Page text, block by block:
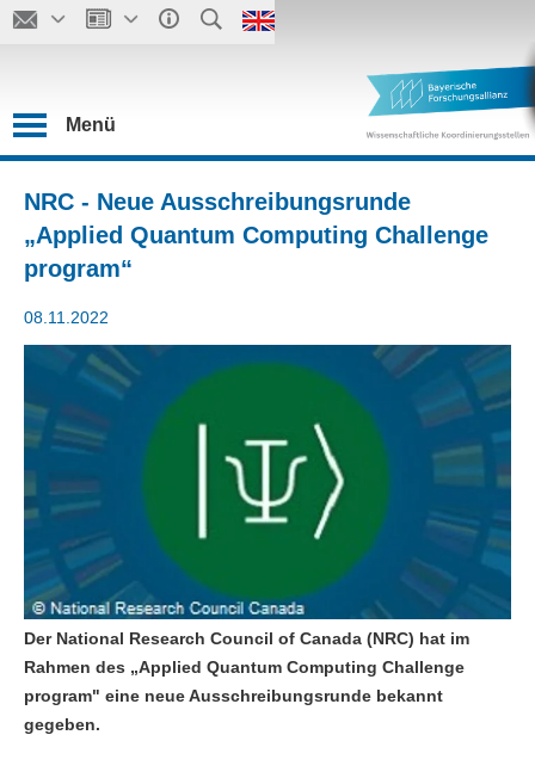
Menü
NRC - Neue Ausschreibungsrunde
„Applied Quantum Computing Challenge
program“
08.11.2022
Der National Research Council of Canada (NRC) hat im
Rahmen des „Applied Quantum Computing Challenge
program" eine neue Ausschreibungsrunde bekannt
gegeben.